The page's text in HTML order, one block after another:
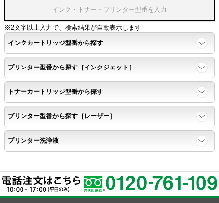
※2文字以上入力で、検索結果が自動表示します
インクカートリッジ型番から探す
プリンター型番から探す［インクジェット］
トナーカートリッジ型番から探す
プリンター型番から探す［レーザー］
プリンター洗浄液